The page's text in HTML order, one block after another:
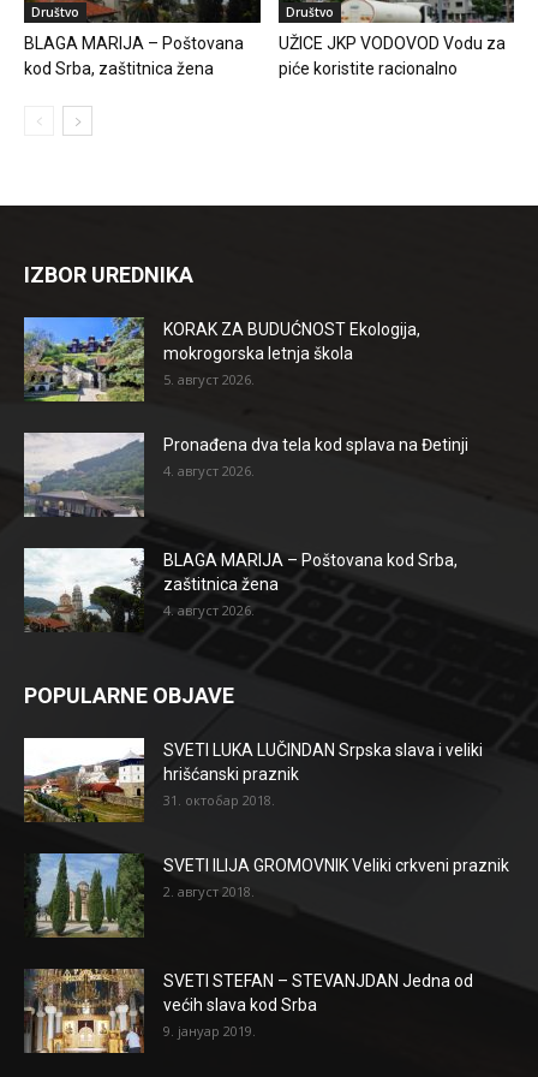
Društvo
BLAGA MARIJA – Poštovana
kod Srba, zaštitnica žena
Društvo
UŽICE JKP VODOVOD Vodu za
piće koristite racionalno
IZBOR UREDNIKA
KORAK ZA BUDUĆNOST Ekologija,
mokrogorska letnja škola
5. август 2026.
Pronađena dva tela kod splava na Đetinji
4. август 2026.
BLAGA MARIJA – Poštovana kod Srba,
zaštitnica žena
4. август 2026.
POPULARNE OBJAVE
SVETI LUKA LUČINDAN Srpska slava i veliki
hrišćanski praznik
31. октобар 2018.
SVETI ILIJA GROMOVNIK Veliki crkveni praznik
2. август 2018.
SVETI STEFAN – STEVANJDAN Jedna od
većih slava kod Srba
9. јануар 2019.